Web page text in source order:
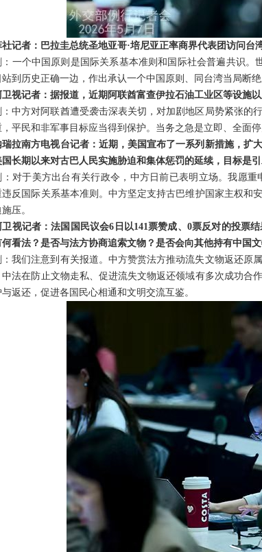
社记者：巴拉圭总统圣地亚哥·培尼亚正率商界代表团访问台
：一个中国原则是国际关系基本准则和国际社会普遍共识
到历史正确一边，作出承认一个中国原则、同台湾当局断绝
卫视记者：据报道，近期阿联酋富查伊拉石油工业区等设施
：中方对阿联酋遭受袭击深表关切，对加剧地区局势紧张的
平民和非军事目标应当得到保护。当务之急是立即、全面
瑞拉南方电视台记者：近期，美国宣布了一系列新措施，扩
长期以来对古巴人民实施胁迫和集体惩罚的延续，目标是
：对于美方出台有关行政令，中方日前已表明立场。我愿
反国际关系基本准则。中方坚定支持古巴维护国家主权和
压。
卫视记者：法国国民议会6日以141票赞成、0票反对的投票
看法？是否与法方协商追索文物？是否会向其他持有中国
：我们注意到有关报道。中方赞赏法方推动流失文物返还原
中法在防止文物走私、促进流失文物返还领域有多次成功合
返还，促进各国民心相通和文明交流互鉴。